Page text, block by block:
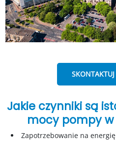
Jakie czynniki są
mocy pompy w
Zapotrzebowanie na